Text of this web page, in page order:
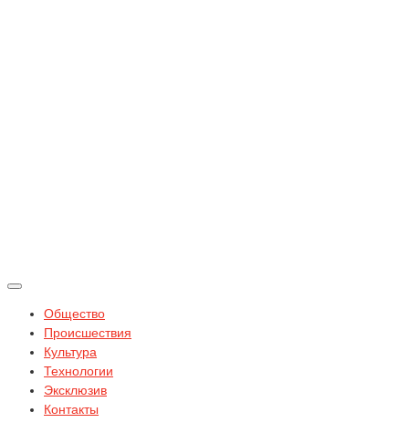
Общество
Происшествия
Культура
Технологии
Эксклюзив
Контакты